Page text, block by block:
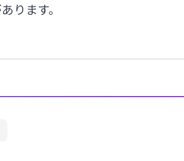
ります。